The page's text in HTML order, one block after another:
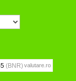
valutare.ro